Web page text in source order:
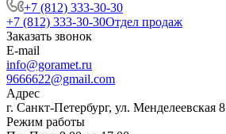
+7 (812) 333-30-30
+7 (812) 333-30-30Отдел продаж
Заказать звонок
E-mail
info@goramet.ru
9666622@gmail.com
Адрес
г. Санкт-Петербург, ул. Менделеевская 8
Режим работы